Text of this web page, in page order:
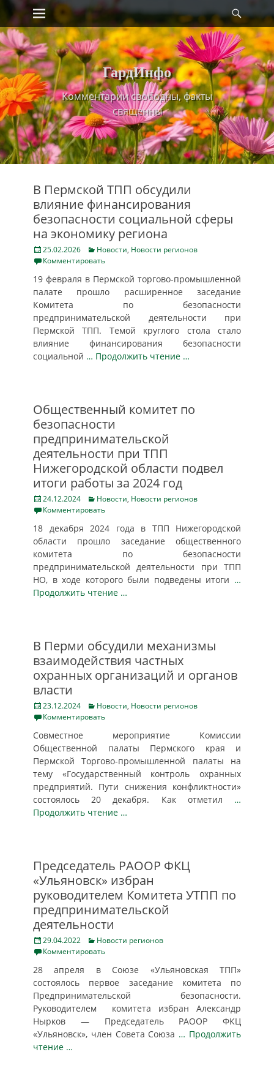
Skip
content
Primary Menu
ГардИнфо
Комментарии свободны, факты
священны
В Пермской ТПП обсудили
влияние финансирования
безопасности социальной сферы
на экономику региона
Posted
on
25.02.2026 Categories
Новости, Новости регионов
Комментировать
19 февраля в Пермской торгово-промышленной
палате прошло расширенное заседание
Комитета по безопасности
предпринимательской деятельности при
Пермской ТПП. Темой круглого стола стало
влияние финансирования безопасности
социальной … Продолжить чтение …
Общественный комитет по
безопасности
предпринимательской
деятельности при ТПП
Нижегородской области подвел
итоги работы за 2024 год
Posted
on
24.12.2024 Categories
Новости, Новости регионов
Комментировать
18 декабря 2024 года в ТПП Нижегородской
области прошло заседание общественного
комитета по безопасности
предпринимательской деятельности при ТПП
НО, в ходе которого были подведены итоги …
Продолжить чтение …
В Перми обсудили механизмы
взаимодействия частных
охранных организаций и органов
власти
Posted
on
23.12.2024 Categories
Новости, Новости регионов
Комментировать
Совместное мероприятие Комиссии
Общественной палаты Пермского края и
Пермской Торгово-промышленной палаты на
тему «Государственный контроль охранных
предприятий. Пути снижения конфликтности»
состоялось 20 декабря. Как отметил …
Продолжить чтение …
Председатель РАООР ФКЦ
«Ульяновск» избран
руководителем Комитета УТПП по
предпринимательской
деятельности
Posted
on
29.04.2022 Categories
Новости регионов
Комментировать
28 апреля в Союзе «Ульяновская ТПП»
состоялось первое заседание комитета по
Предпринимательской безопасности.
Руководителем комитета избран Александр
Нырков — Председатель РАООР ФКЦ
«Ульяновск», член Совета Союза … Продолжить
чтение …